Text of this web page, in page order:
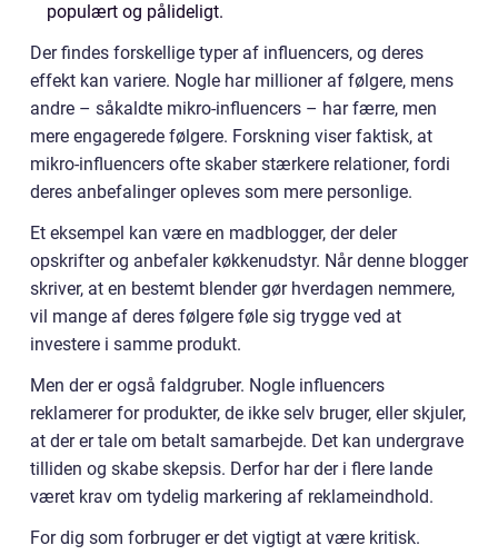
populært og pålideligt.
Der findes forskellige typer af influencers, og deres
effekt kan variere. Nogle har millioner af følgere, mens
andre – såkaldte mikro-influencers – har færre, men
mere engagerede følgere. Forskning viser faktisk, at
mikro-influencers ofte skaber stærkere relationer, fordi
deres anbefalinger opleves som mere personlige.
Et eksempel kan være en madblogger, der deler
opskrifter og anbefaler køkkenudstyr. Når denne blogger
skriver, at en bestemt blender gør hverdagen nemmere,
vil mange af deres følgere føle sig trygge ved at
investere i samme produkt.
Men der er også faldgruber. Nogle influencers
reklamerer for produkter, de ikke selv bruger, eller skjuler,
at der er tale om betalt samarbejde. Det kan undergrave
tilliden og skabe skepsis. Derfor har der i flere lande
været krav om tydelig markering af reklameindhold.
For dig som forbruger er det vigtigt at være kritisk.